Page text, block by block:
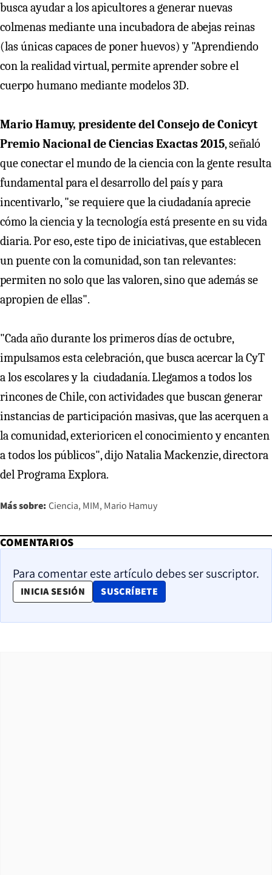
busca ayudar a los apicultores a generar nuevas
colmenas mediante una incubadora de abejas reinas
(las únicas capaces de poner huevos) y "Aprendiendo
con la realidad virtual, permite aprender sobre el
cuerpo humano mediante modelos 3D.
Mario Hamuy, presidente del Consejo de Conicyt
Premio Nacional de Ciencias Exactas 2015, señaló
que conectar el mundo de la ciencia con la gente resulta
fundamental para el desarrollo del país y para
incentivarlo, "se requiere que la ciudadanía aprecie
cómo la ciencia y la tecnología está presente en su vida
diaria. Por eso, este tipo de iniciativas, que establecen
un puente con la comunidad, son tan relevantes:
permiten no solo que las valoren, sino que además se
apropien de ellas".
"Cada año durante los primeros días de octubre,
impulsamos esta celebración, que busca acercar la CyT
a los escolares y la ciudadanía. Llegamos a todos los
rincones de Chile, con actividades que buscan generar
instancias de participación masivas, que las acerquen a
la comunidad, exterioricen el conocimiento y encanten
a todos los públicos", dijo Natalia Mackenzie, directora
del Programa Explora.
Más sobre: Ciencia MIM Mario Hamuy
COMENTARIOS
Para comentar este artículo debes ser suscriptor.
INICIA SESIÓN SUSCRÍBETE
OPENS IN NEW WINDOW